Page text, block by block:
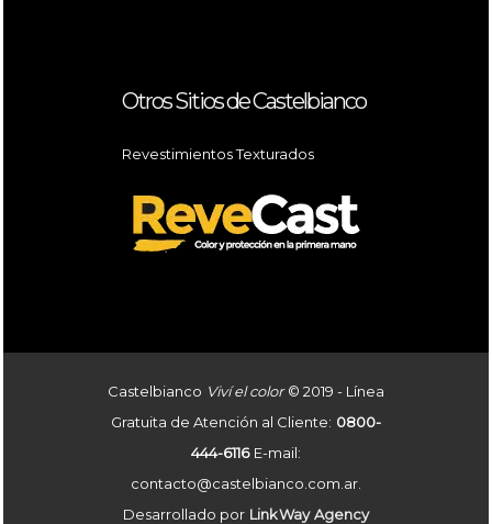
Otros Sitios de Castelbianco
Revestimientos Texturados
Castelbianco Viví el color© 2019 - Línea
Gratuita de Atención al Cliente: 0800-
444-6116 E-mail:
contacto@castelbianco.com.ar.
Desarrollado por LinkWayAgency